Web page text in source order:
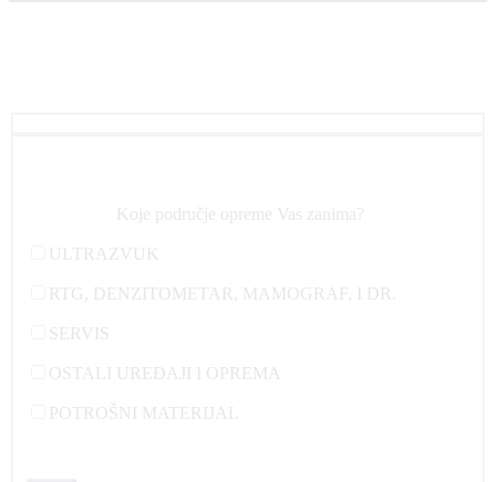
Koje područje opreme Vas zanima?
ULTRAZVUK
RTG, DENZITOMETAR, MAMOGRAF, I DR.
SERVIS
OSTALI UREĐAJI I OPREMA
POTROŠNI MATERIJAL